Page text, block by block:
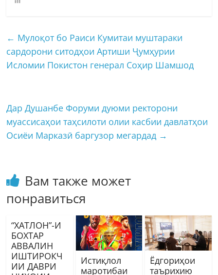
← Мулоқот бо Раиси Кумитаи муштараки
сардорони ситодҳои Артиши Ҷумҳурии
Исломии Покистон генерал Соҳир Шамшод
Дар Душанбе Форуми дуюми ректорони
муассисаҳои таҳсилоти олии касбии давлатҳои
Осиёи Марказӣ баргузор мегардад →
Вам также может
понравиться
“ХАТЛОН”-И
БОХТАР
АВВАЛИН
ИШТИРОКЧ
ИИ ДАВРИ
Истиқлол
маротибаи
Ёдгориҳои
таърихию